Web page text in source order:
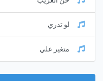
لو تدري
متغير علي